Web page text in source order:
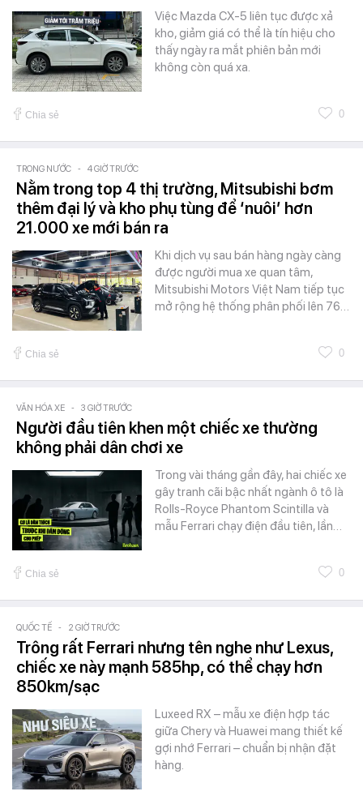
Việc Mazda CX-5 liên tục được xả
kho, giảm giá có thể là tín hiệu cho
thấy ngày ra mắt phiên bản mới
không còn quá xa.
Chia sẻ 0
TRONG NƯỚC - 4 GIỜ TRƯỚC
Nằm trong top 4 thị trường, Mitsubishi bơm
thêm đại lý và kho phụ tùng để ‘nuôi’ hơn
21.000 xe mới bán ra
Khi dịch vụ sau bán hàng ngày càng
được người mua xe quan tâm,
Mitsubishi Motors Việt Nam tiếp tục
mở rộng hệ thống phân phối lên 76…
Chia sẻ 0
VĂN HÓA XE - 3 GIỜ TRƯỚC
Người đầu tiên khen một chiếc xe thường
không phải dân chơi xe
Trong vài tháng gần đây, hai chiếc xe
gây tranh cãi bậc nhất ngành ô tô là
Rolls-Royce Phantom Scintilla và
mẫu Ferrari chạy điện đầu tiên, lần…
Chia sẻ 0
QUỐC TẾ - 2 GIỜ TRƯỚC
Trông rất Ferrari nhưng tên nghe như Lexus,
chiếc xe này mạnh 585hp, có thể chạy hơn
850km/sạc
Luxeed RX – mẫu xe điện hợp tác
giữa Chery và Huawei mang thiết kế
gợi nhớ Ferrari – chuẩn bị nhận đặt
hàng.